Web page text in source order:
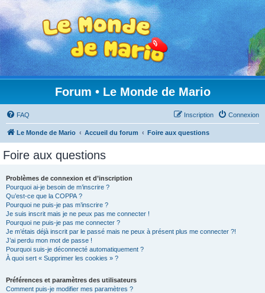
Forum • Le Monde de Mario
FAQ Connexion
Inscription
Le Monde de Mario Accueil du forum Foire aux questions
Foire aux questions
Problèmes de connexion et d’inscription
Pourquoi ai-je besoin de m’inscrire ?
Qu’est-ce que la COPPA ?
Pourquoi ne puis-je pas m’inscrire ?
Je suis inscrit mais je ne peux pas me connecter !
Pourquoi ne puis-je pas me connecter ?
Je m’étais déjà inscrit par le passé mais ne peux à présent plus me connecter ?!
J’ai perdu mon mot de passe !
Pourquoi suis-je déconnecté automatiquement ?
À quoi sert « Supprimer les cookies » ?
Préférences et paramètres des utilisateurs
Comment puis-je modifier mes paramètres ?